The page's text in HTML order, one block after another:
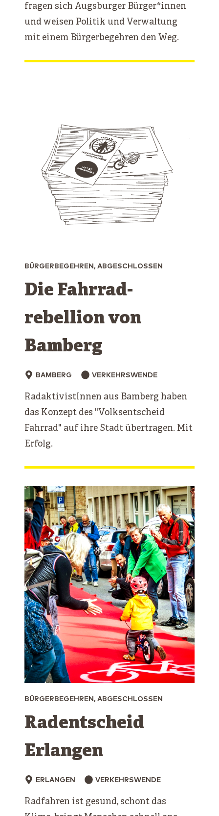
fragen sich Augsburger Bürger*innen
und weisen Politik und Verwaltung
mit einem Bürgerbegehren den Weg.
BÜRGERBEGEHREN, ABGESCHLOSSEN
Die Fahrrad­
rebellion von
Bamberg
BAMBERG VERKEHRSWENDE
RadaktivistInnen aus Bamberg haben
das Konzept des "Volksentscheid
Fahrrad" auf ihre Stadt übertragen. Mit
Erfolg.
BÜRGERBEGEHREN, ABGESCHLOSSEN
Radentscheid
Erlangen
ERLANGEN VERKEHRSWENDE
Radfahren ist gesund, schont das